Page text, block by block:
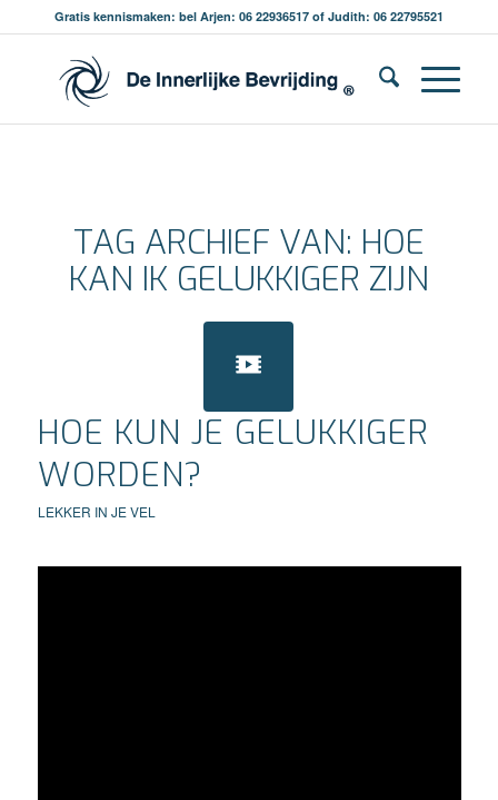
Gratis kennismaken: bel Arjen: 06 22936517 of Judith: 06 22795521
TAG ARCHIEF VAN: HOE
KAN IK GELUKKIGER ZIJN
HOE KUN JE GELUKKIGER
WORDEN?
LEKKER IN JE VEL